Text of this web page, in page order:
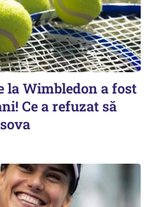
la Wimbledon a fost
Ce a refuzat să